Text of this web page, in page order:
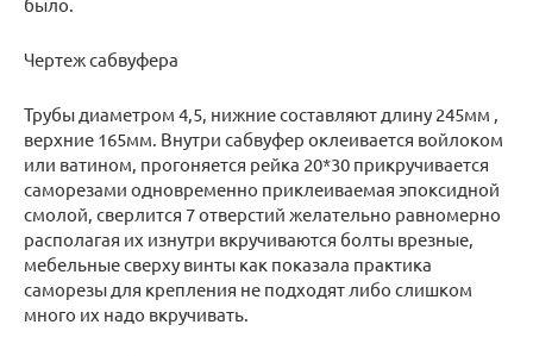
Чертеж сабвуфера
Трубы диаметром 4,5, нижние составляют длину 245мм ,
верхние 165мм. Внутри сабвуфер оклеивается войлоком
или ватином, прогоняется рейка 20*30 прикручивается
саморезами одновременно приклеиваемая эпоксидной
смолой, сверлится 7 отверстий желательно равномерно
располагая их изнутри вкручиваются болты врезные,
мебельные сверху винты как показала практика
саморезы для крепления не подходят либо слишком
много их надо вкручивать.